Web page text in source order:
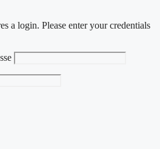
a login. Please enter your credentials